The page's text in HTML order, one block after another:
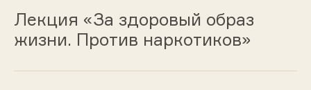
Лекция «За здоровый образ
жизни. Против наркотиков»